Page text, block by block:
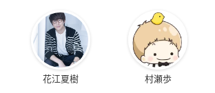
花江夏樹 村瀬歩